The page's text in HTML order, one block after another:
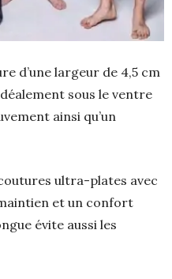
d’une largeur de 4,5 cm
sous le ventre
ainsi qu’un
ultra-plates avec
et un confort
évite aussi les